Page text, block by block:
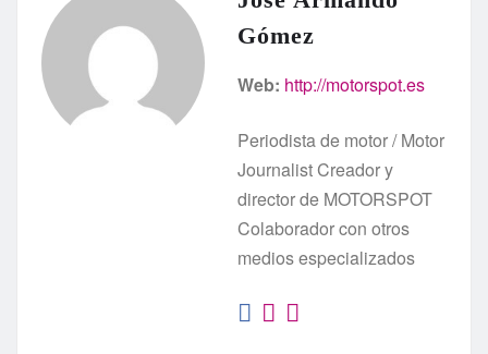
Gómez
Web: http://motorspot.es
Periodista de motor / Motor
Journalist Creador y
director de MOTORSPOT
Colaborador con otros
medios especializados